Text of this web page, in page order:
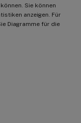
Sie können
anzeigen. Für
Diagramme für die